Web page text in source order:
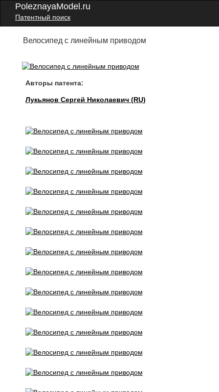
PoleznayaModel.ru
Патентный поиск
Велосипед с линейным приводом
Авторы патента:
Лукьянов Сергей Николаевич (RU)